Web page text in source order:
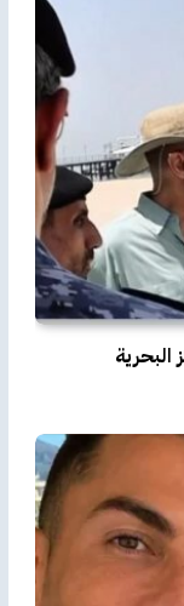
البحرية